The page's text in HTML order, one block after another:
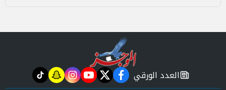
newspaper
العدد الورقي facebook
twitter
youtube
instagram
snapchat
tiktok